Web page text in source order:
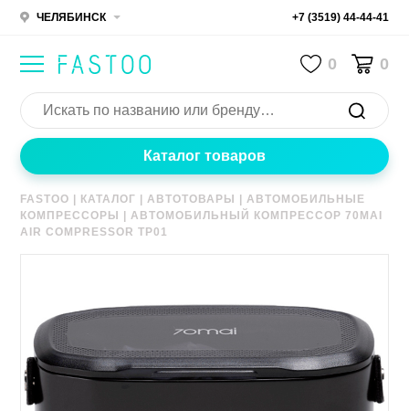
ЧЕЛЯБИНСК +7 (3519) 44-44-41
0 0
Каталог товаров
FASTOO КАТАЛОГ |АВТОТОВАРЫ |АВТОМОБИЛЬНЫЕ
КОМПРЕССОРЫ
|АВТОМОБИЛЬНЫЙ КОМПРЕССОР 70MAI
AIR COMPRESSOR TP01